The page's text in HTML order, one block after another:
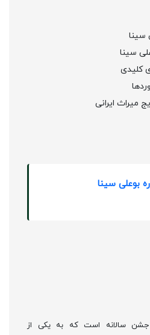
سینا
سینا
کلیدی
میراث ایرانی
بوعلی سینا
جشن سالانه است که به یکی از